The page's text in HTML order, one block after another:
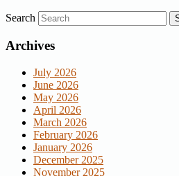
Search
Archives
July 2026
June 2026
May 2026
April 2026
March 2026
February 2026
January 2026
December 2025
November 2025